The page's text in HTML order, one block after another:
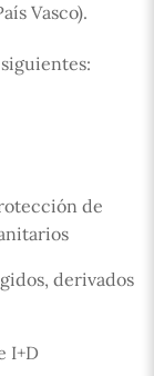
Vasco).
de
derivados
I+D